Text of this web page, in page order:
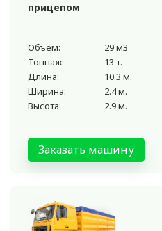
прицепом
Объем:
29 м3
Тоннаж:
13 т.
Длина:
10.3 м.
Ширина:
2.4 м.
Высота:
2.9 м.
Заказать машину